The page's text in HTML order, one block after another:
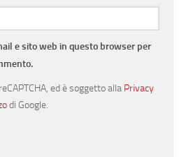
e sito web in questo browser per
ed è soggetto alla Privacy
di Google.